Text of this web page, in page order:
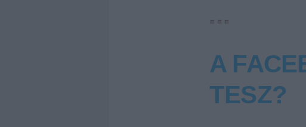
A
TESZ?